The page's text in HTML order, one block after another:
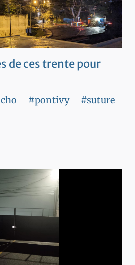
de ces trente pour
#pontivy
#suture